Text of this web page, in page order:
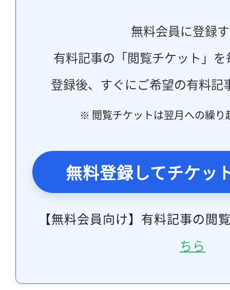
無料会員に登録
有料記事の「閲覧チケット」
登録後、すぐにご希望の有料記
※ 閲覧チケットは翌月への繰り
無料登録してチケッ
【無料会員向け】有料記事の閲
ちら